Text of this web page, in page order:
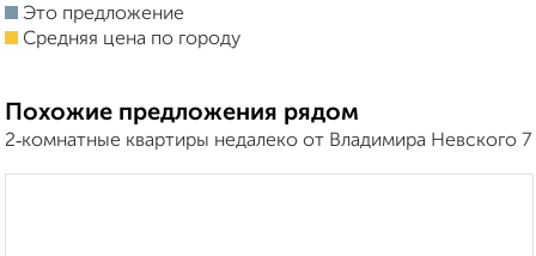
Это предложение
Средняя цена по городу
Похожие предложения рядом
2‑комнатные квартиры недалеко от Владимира Невского 7